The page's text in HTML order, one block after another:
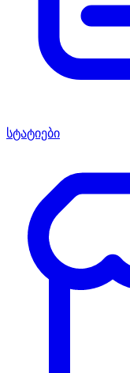
სტატიები